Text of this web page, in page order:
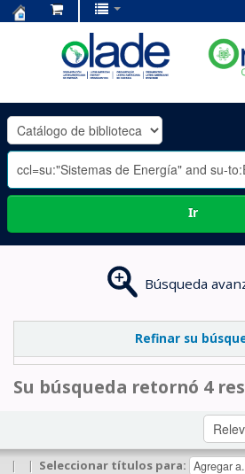
OLADE
-
Ir
Búsqueda
Refinar su
Su búsqueda retornó 4
| | Seleccionar títulos para: